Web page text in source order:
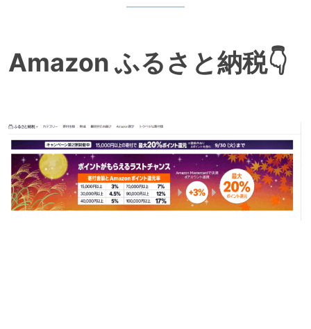
Amazon ふるさと納税👇